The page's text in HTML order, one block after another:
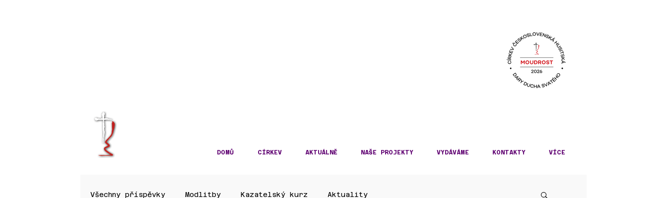
DOMŮ CÍRKEV AKTUÁLNĚ NAŠE PROJEKTY VYDÁVÁME KONTAKTY VÍCE
Všechny příspěvky Modlitby Kazatelský kurz Aktuality